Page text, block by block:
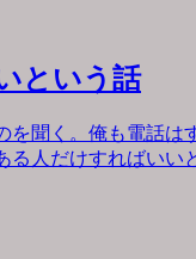
という話
聞く。俺も電話は
人だけすればいい